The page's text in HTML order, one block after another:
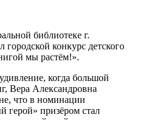
библиотеке г.
городской конкурс детского
мы растём!».
когда большой
Вера Александровна
что в номинации
герой» призёром стал